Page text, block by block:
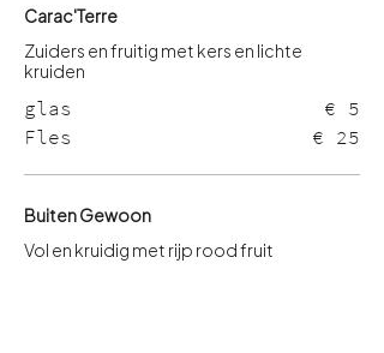
Carac'Terre
Zuiders en fruitig met kers en lichte
glas
€ 5
Fles
€ 25
Buiten Gewoon
Vol en kruidig met rijp rood fruit